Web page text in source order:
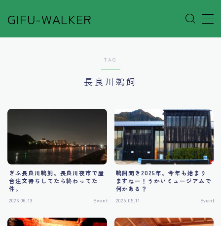
GIFU-WALKER
MENU
Go out
Others
TAG
長良川鵜飼
ぎふ長良川鵜飼。長良川夜市で屋
台注文待ちしてたら終わってた
件。
2026.06.13 Event
鵜飼開き2025年。今年も始まり
ますねー！うかいミュージアムで
何かある？
2025.05.11 Event